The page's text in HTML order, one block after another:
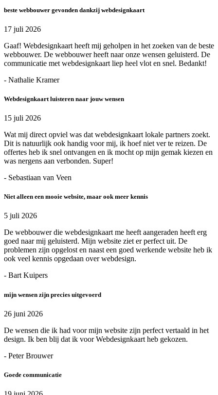
beste webbouwer gevonden dankzij webdesignkaart
17 juli 2026
Gaaf! Webdesignkaart heeft mij geholpen in het zoeken van de beste
webbouwer. De webbouwer heeft naar onze wensen geluisterd. De
communicatie met webdesignkaart liep heel vlot en snel. Bedankt!
- Nathalie Kramer
Webdesignkaart luisteren naar jouw wensen
15 juli 2026
Wat mij direct opviel was dat webdesignkaart lokale partners zoekt.
Dit is natuurlijk ook handig voor mij, ik hoef niet ver te reizen. De
offertes heb ik snel ontvangen en ik mocht op mijn gemak kiezen en
was nergens aan verbonden. Super!
- Sebastiaan van Veen
Niet alleen een mooie website, maar ook meer kennis
5 juli 2026
De webbouwer die webdesignkaart me heeft aangeraden heeft erg
goed naar mij geluisterd. Mijn website ziet er perfect uit. De
problemen zijn opgelost en naast een goed werkende website heb ik
ook veel kennis opgedaan over webdesign.
- Bart Kuipers
mijn wensen zijn precies uitgevoerd
26 juni 2026
De wensen die ik had voor mijn website zijn perfect vertaald in het
design. Ik ben blij dat ik voor Webdesignkaart heb gekozen.
- Peter Brouwer
Goede communicatie